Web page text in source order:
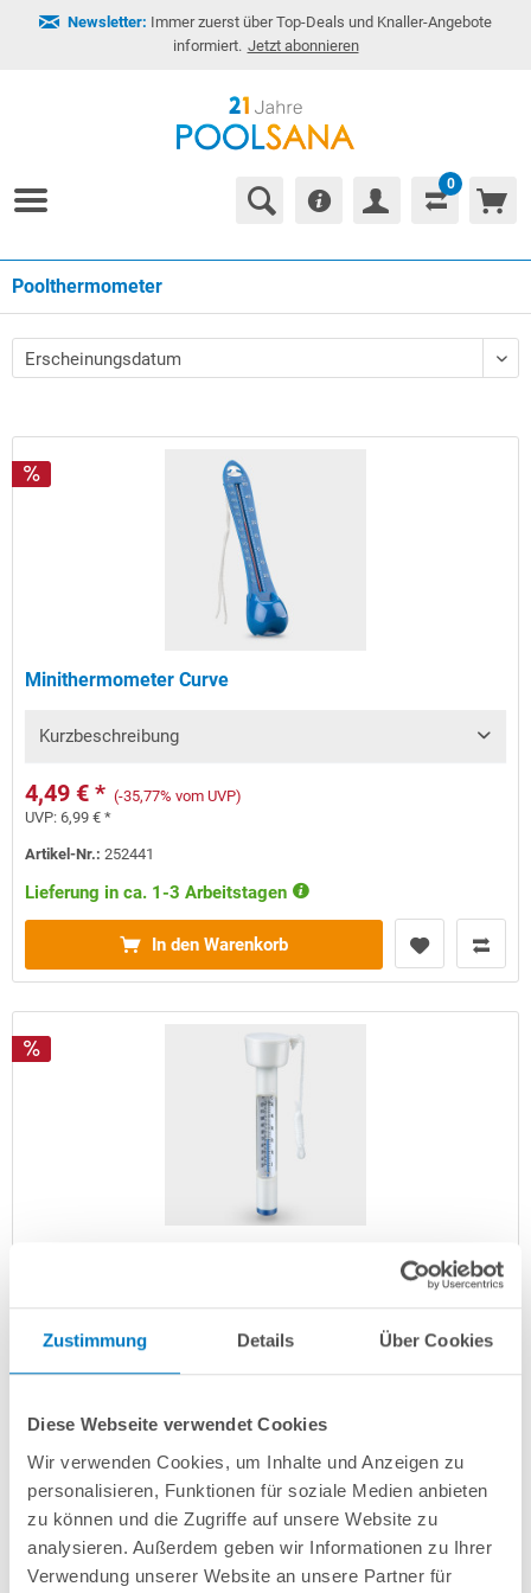
Zustimmung Details Über Cookies
Diese Webseite verwendet Cookies
Wir verwenden Cookies, um Inhalte und Anzeigen zu
personalisieren, Funktionen für soziale Medien anbieten
zu können und die Zugriffe auf unsere Website zu
analysieren. Außerdem geben wir Informationen zu Ihrer
Verwendung unserer Website an unsere Partner für
Newsletter: Immer zuerst über Top-Deals und Knaller-Angebote
informiert. Jetzt abonnieren
0
Poolthermometer
Minithermometer Curve
Kurzbeschreibung
4,49 € * (-35,77% vom UVP)
UVP:6,99 € *
Artikel-Nr.:252441
Lieferung in ca. 1-3 Arbeitstagen
In den Warenkorb
Kurzbeschreibung
5,99 € * (-40,04% vom UVP)
Artikel-Nr.:251132
Lieferung in ca. 1-3 Arbeitstagen
In den Warenkorb